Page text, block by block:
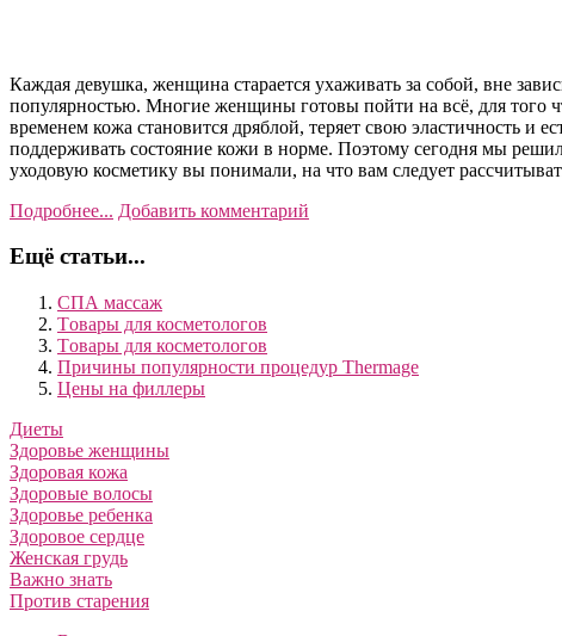
Каждая девушка, женщина старается ухаживать за собой, вне
популярностью. Многие женщины готовы пойти на всё, для того
временем кожа становится дряблой, теряет свою эластичность и
поддерживать состояние кожи в норме. Поэтому сегодня мы
уходовую косметику вы понимали, на что вам следует
Подробнее... Добавить комментарий
Ещё статьи...
СПА массаж
Tовары для косметологов
Tовары для косметологов
Причины популярности процедур Thermage
Цены на филлеры
Диеты
Здоровье женщины
Здоровая кожа
Здоровые волосы
Здоровье ребенка
Здоровое сердце
Женская грудь
Важно знать
Против старения